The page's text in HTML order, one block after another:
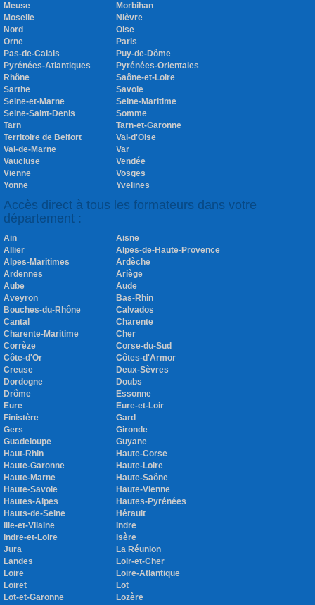
Meuse
Morbihan
Moselle
Nièvre
Nord
Oise
Orne
Paris
Pas-de-Calais
Puy-de-Dôme
Pyrénées-Atlantiques
Pyrénées-Orientales
Rhône
Saône-et-Loire
Sarthe
Savoie
Seine-et-Marne
Seine-Maritime
Seine-Saint-Denis
Somme
Tarn
Tarn-et-Garonne
Territoire de Belfort
Val-d'Oise
Val-de-Marne
Var
Vaucluse
Vendée
Vienne
Vosges
Yonne
Yvelines
Accès direct à tous les formateurs dans votre
département :
Ain
Aisne
Allier
Alpes-de-Haute-Provence
Alpes-Maritimes
Ardèche
Ardennes
Ariège
Aube
Aude
Aveyron
Bas-Rhin
Bouches-du-Rhône
Calvados
Cantal
Charente
Charente-Maritime
Cher
Corrèze
Corse-du-Sud
Côte-d'Or
Côtes-d'Armor
Creuse
Deux-Sèvres
Dordogne
Doubs
Drôme
Essonne
Eure
Eure-et-Loir
Finistère
Gard
Gers
Gironde
Guadeloupe
Guyane
Haut-Rhin
Haute-Corse
Haute-Garonne
Haute-Loire
Haute-Marne
Haute-Saône
Haute-Savoie
Haute-Vienne
Hautes-Alpes
Hautes-Pyrénées
Hauts-de-Seine
Hérault
Ille-et-Vilaine
Indre
Indre-et-Loire
Isère
Jura
La Réunion
Landes
Loir-et-Cher
Loire
Loire-Atlantique
Loiret
Lot
Lot-et-Garonne
Lozère